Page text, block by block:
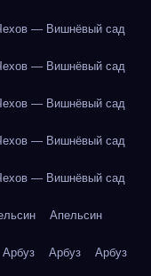
— Вишнёвый сад
— Вишнёвый сад
— Вишнёвый сад
— Вишнёвый сад
— Вишнёвый сад
Апельсин
Арбуз Арбуз Арбуз